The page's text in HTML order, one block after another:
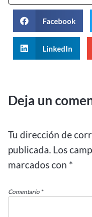
Facebook
LinkedIn
Deja un
Tu dirección de
publicada. Los
marcados con *
Comentario *